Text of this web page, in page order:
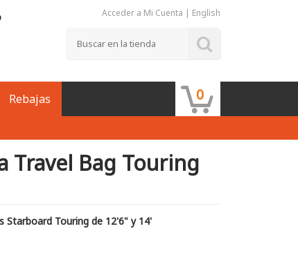
Acceder a Mi Cuenta | English
Rebajas 0
Travel Bag Touring
Starboard Touring de 12'6" y 14'